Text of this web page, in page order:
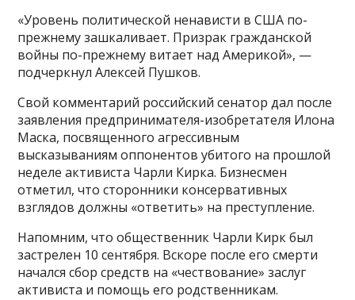
«Уровень политической ненависти в США по-
прежнему зашкаливает. Призрак гражданской
войны по-прежнему витает над Америкой», —
подчеркнул Алексей Пушков.
Свой комментарий российский сенатор дал после
заявления предпринимателя-изобретателя Илона
Маска, посвященного агрессивным
высказываниям оппонентов убитого на прошлой
неделе активиста Чарли Кирка. Бизнесмен
отметил, что сторонники консервативных
взглядов должны «ответить» на преступление.
Напомним, что общественник Чарли Кирк был
застрелен 10 сентября. Вскоре после его смерти
начался сбор средств на «чествование» заслуг
активиста и помощь его родственникам.